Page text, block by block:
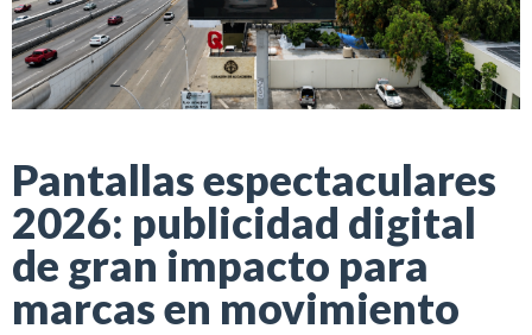
Pantallas espectaculares
2026: publicidad digital
de gran impacto para
marcas en movimiento